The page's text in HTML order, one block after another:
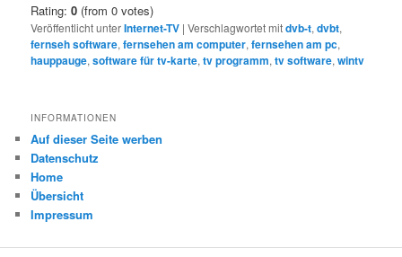
Rating:0 (from 0 votes)
Veröffentlicht unterInternet-TV |Verschlagwortet mitdvb-t,dvbt,
fernseh software,fernsehen am computer,fernsehen am pc,
hauppauge,software für tv-karte,tv programm,tv software,wintv
INFORMATIONEN
Auf dieser Seite werben
Datenschutz
Home
Übersicht
Impressum